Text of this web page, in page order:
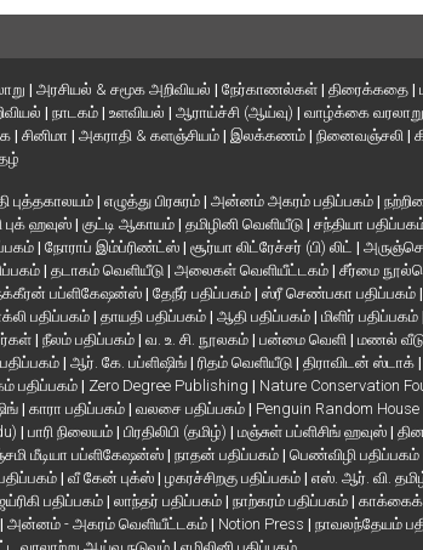
| அரசியல் & சமூக அறிவியல் | நேர்காணல்கள் | திரைக்கதை |
| நாடகம் | உளவியல் | ஆராய்ச்சி (ஆய்வு) | வாழ்க்கை வரலாறு
| சினிமா | அகராதி & களஞ்சியம் | இலக்கணம் | நினைவஞ்சலி |
புத்தகாலயம்| எழுத்து பிரசுரம் | அன்னம் அகரம் பதிப்பகம் |
புக் ஹவுஸ் | குட்டி ஆகாயம் | தமிழினி வெளியீடு | சந்தியா
| நோராப் இம்ப்ரிண்ட்ஸ் | சூர்யா லிட்ரேச்சர் (பி) லிட் |
| தடாகம் வெளியீடு | அலைகள் வெளியீட்டகம் | சீர்மை
பப்ளிகேஷன்ஸ் | தேநீர் பதிப்பகம் | ஸ்ரீ செண்பகா பதிப்பகம் |
பதிப்பகம் | தாயதி பதிப்பகம் | ஆதி பதிப்பகம் | மிளிர் பதிப்பகம் |
| நீலம் பதிப்பகம் | வ. உ. சி. நூலகம் | பன்மை வெளி | மணல் வீடு
| ஆர். கே. பப்ளிஷிங் | ரிதம் வெளியீடு | திராவிடன் ஸ்டாக் |
பதிப்பகம் | Zero Degree Publishing | Nature Conservation
| காரா பதிப்பகம் | வலசை பதிப்பகம் | Penguin Random
| பாரி நிலையம் | பிரதிலிபி (தமிழ்) | மஞ்சுள் பப்ளிசிங் ஹவுஸ் |
மீடியா பப்ளிகேஷன்ஸ்| நாதன் பதிப்பகம் | பெண்விழி பதிப்பகம்
| வீ கேன் புக்ஸ் | ழகரச்சிறகு பதிப்பகம் | எஸ். ஆர். வி.
பதிப்பகம்| லாந்தர் பதிப்பகம் | நாற்கரம் பதிப்பகம் | காக்கைக்
| அன்னம் - அகரம் வெளியீட்டகம் | Notion Press | நாவலந்தேயம்